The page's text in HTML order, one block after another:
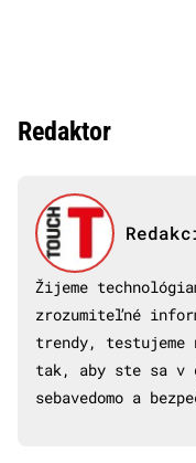
Redaktor
Žijeme
zrozumiteľné
trendy, testujeme
tak, aby ste sa
sebavedomo a